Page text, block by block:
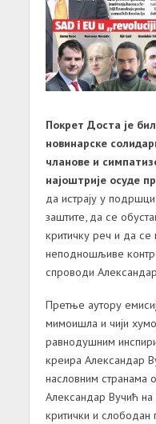
Покрет Доста је
новинарске
чланове и
најоштрије осуде
да истрају у
заштите, да се
критичку реч и да
неподношљиве
спроводи
Претње аутору
мимоишла и чији
равнодушним
креира Александар
насловним странама
Александар Вучић на
критички и